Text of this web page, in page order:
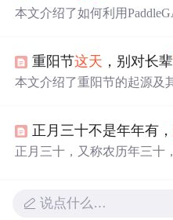
本文介绍了如何利用
操作步骤，带你体验唇形合
重阳节这天 ，别对长辈
本文介绍了重阳节的起源及
赏秋、吃重阳糕和品菊花酒
不当祝福及不让长辈劳累。
正月三十不是年年有，
正月三十，又称农历年三十
先、打扫卫生等习俗，祈
说点什么…